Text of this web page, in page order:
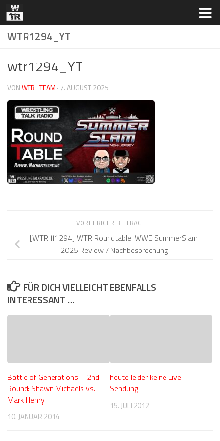
Zum Inhalt springen
WTR1294_YT
wtr1294_YT
VONWTR_TEAM · 7. AUGUST 2025
VORHERIGER BEITRAG
[WTR #1294] WTR Roundtable: WWE SummerSlam
2025 Review / Nachbesprechung
FÜR DICH VIELLEICHT EBENFALLS
INTERESSANT …
Battle of Generations – 2nd
Round: Shawn Michaels vs.
Mark Henry
10. JANUAR 2014
heute leider keine Live-
Sendung
15. JULI 2012